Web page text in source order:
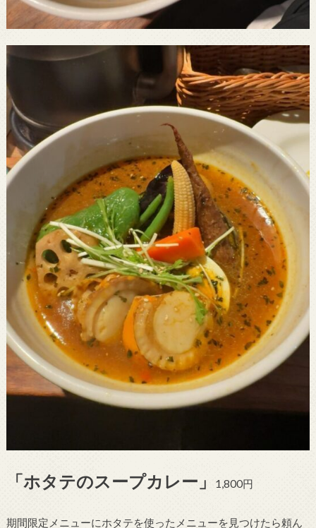
「ホタテのスープカレー」 1,800円
期間限定メニューにホタテを使ったメニューを見つけたら頼ん